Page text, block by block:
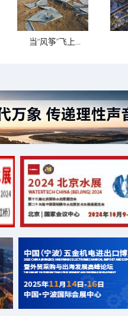
当“风筝”飞上...